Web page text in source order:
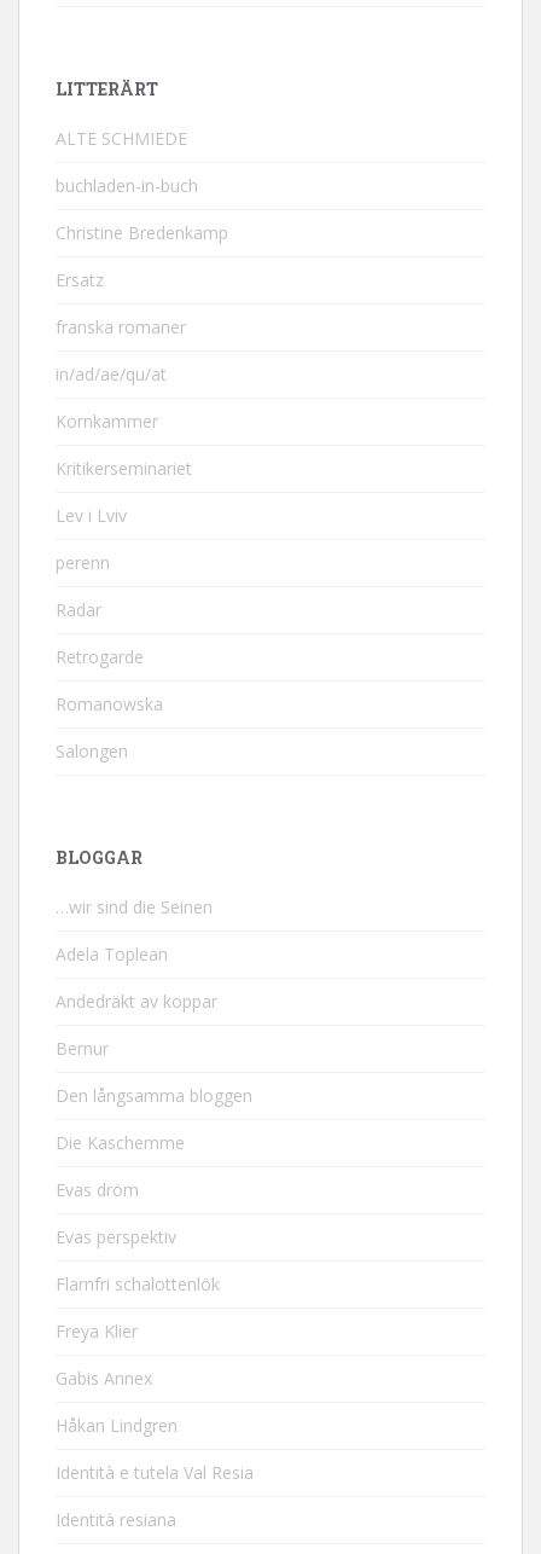
LITTERÄRT
ALTE SCHMIEDE
buchladen-in-buch
Christine Bredenkamp
Ersatz
franska romaner
in/ad/ae/qu/at
Kornkammer
Kritikerseminariet
Lev i Lviv
perenn
Radar
Retrogarde
Romanowska
Salongen
BLOGGAR
…wir sind die Seinen
Adela Toplean
Andedräkt av koppar
Bernur
Den långsamma bloggen
Die Kaschemme
Evas dröm
Evas perspektiv
Flarnfri schalottenlök
Freya Klier
Gabis Annex
Håkan Lindgren
Identità e tutela Val Resia
Identità resiana